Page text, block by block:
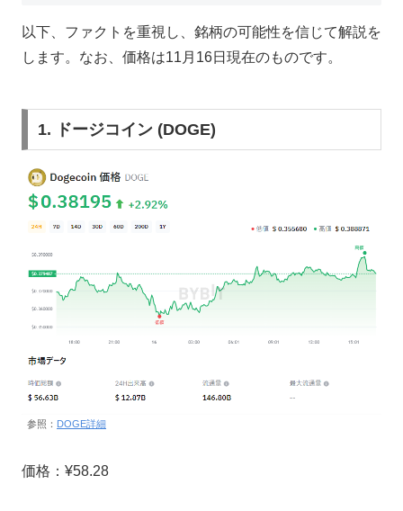
以下、ファクトを重視し、銘柄の可能性を信じて解説を
します。なお、価格は11月16日現在のものです。
1. ドージコイン (DOGE)
参照： DOGE詳細
価格：¥58.28